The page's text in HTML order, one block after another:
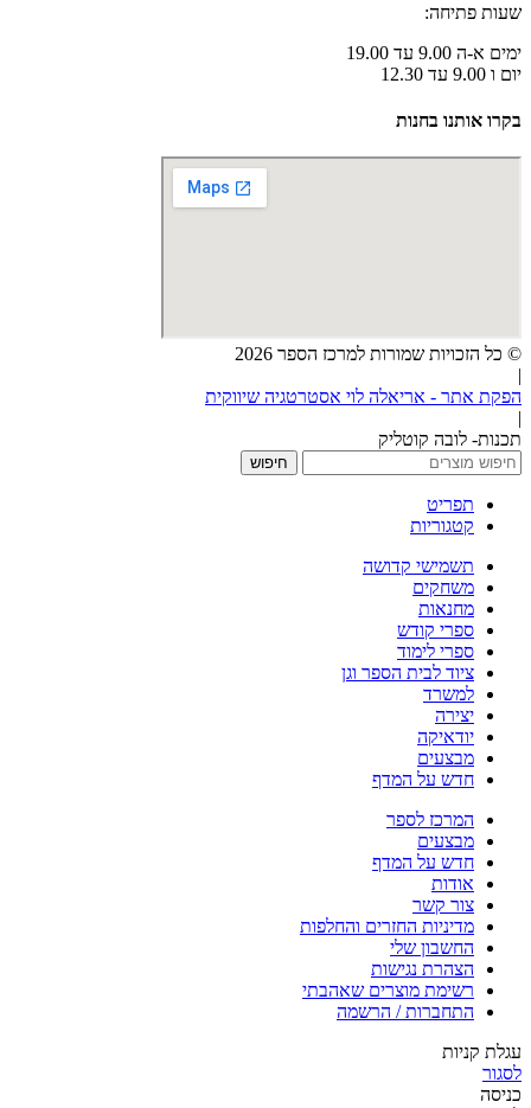
שעות פתיחה:
ימים א-ה 9.00 עד 19.00
יום ו 9.00 עד 12.30
בקרו אותנו בחנות
© כל הזכויות שמורות למרכז הספר 2026
|
הפקת אתר - אריאלה לוי אסטרטגיה שיווקית
|
תכנות- לובה קוטליק
חיפוש
תפריט
קטגוריות
תשמישי קדושה
משחקים
מחנאות
ספרי קודש
ספרי לימוד
ציוד לבית הספר וגן
למשרד
יצירה
יודאיקה
מבצעים
חדש על המדף
המרכז לספר
מבצעים
חדש על המדף
אודות
צור קשר
מדיניות החזרים והחלפות
החשבון שלי
הצהרת נגישות
רשימת מוצרים שאהבתי
התחברות / הרשמה
עגלת קניות
לסגור
כניסה